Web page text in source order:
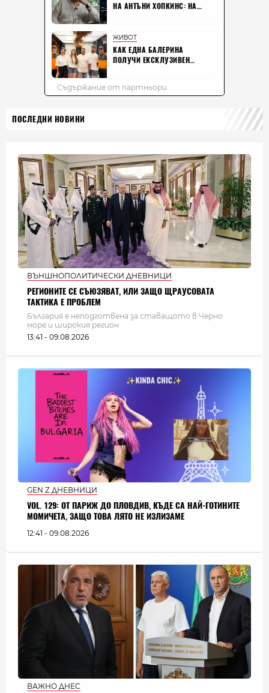
ПОСЛЕДНИ НОВИНИ
ВЪНШНОПОЛИТИЧЕСКИ ДНЕВНИЦИ
РЕГИОНИТЕ СЕ СЪЮЗЯВАТ, ИЛИ ЗАЩО ЩРАУСОВАТА
ТАКТИКА Е ПРОБЛЕМ
България e неподготвена за ставащото в Черно
море и широкия регион
13:41 - 09.08.2026
GEN Z ДНЕВНИЦИ
VOL. 129: ОТ ПАРИЖ ДО ПЛОВДИВ, КЪДЕ СА НАЙ-ГОТИНИТЕ
МОМИЧЕТА, ЗАЩО ТОВА ЛЯТО НЕ ИЗЛИЗАМЕ
12:41 - 09.08.2026
ВАЖНО ДНЕС